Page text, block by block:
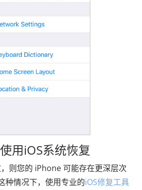
用iOS系统恢复
则您的 iPhone 可能存在更深层次
种情况下，使用专业的iOS修复工具